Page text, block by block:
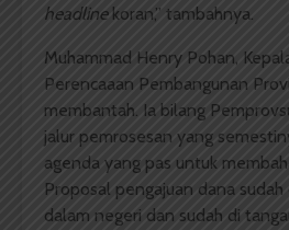
headlinekoran,” tambahnya.
Muhammad Henry Pohan,
Perencaaan Pembangunan
membantah. Ia bilang
jalur pemrosesan yang
agenda yang pas untuk
Proposal pengajuan dana
dalam negeri dan sudah di